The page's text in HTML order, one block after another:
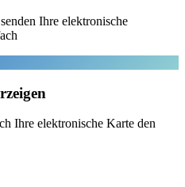
Ihre elektronische
Ihre elektronische Karte den